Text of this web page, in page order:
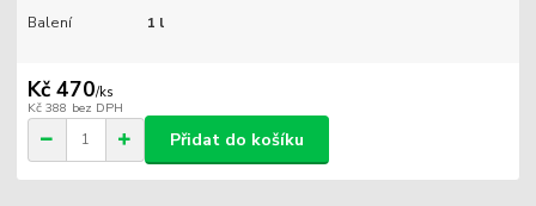
Balení
1 l
Kč 470/ks
Kč 388 bez DPH
Přidat do košíku